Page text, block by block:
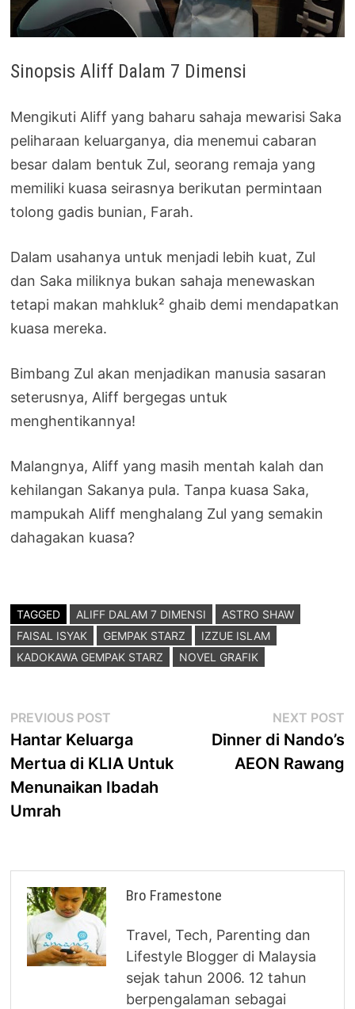
Sinopsis Aliff Dalam 7 Dimensi
Mengikuti Aliff yang baharu sahaja mewarisi Saka
peliharaan keluarganya, dia menemui cabaran
besar dalam bentuk Zul, seorang remaja yang
memiliki kuasa seirasnya berikutan permintaan
tolong gadis bunian, Farah.
Dalam usahanya untuk menjadi lebih kuat, Zul
dan Saka miliknya bukan sahaja menewaskan
tetapi makan mahkluk² ghaib demi mendapatkan
kuasa mereka.
Bimbang Zul akan menjadikan manusia sasaran
seterusnya, Aliff bergegas untuk
menghentikannya!
Malangnya, Aliff yang masih mentah kalah dan
kehilangan Sakanya pula. Tanpa kuasa Saka,
mampukah Aliff menghalang Zul yang semakin
dahagakan kuasa?
TAGGED ALIFF DALAM 7 DIMENSI
ASTRO SHAW
FAISAL ISYAK
GEMPAK STARZ
IZZUE ISLAM
KADOKAWA GEMPAK STARZ
NOVEL GRAFIK
Post
navigation
PREVIOUS POST
post:
Hantar Keluarga
Mertua di KLIA Untuk
Menunaikan Ibadah
Umrah
NEXT POST
Dinner di Nando’s
AEON Rawang
Bro Framestone
Travel, Tech, Parenting dan
Lifestyle Blogger di Malaysia
sejak tahun 2006. 12 tahun
berpengalaman sebagai